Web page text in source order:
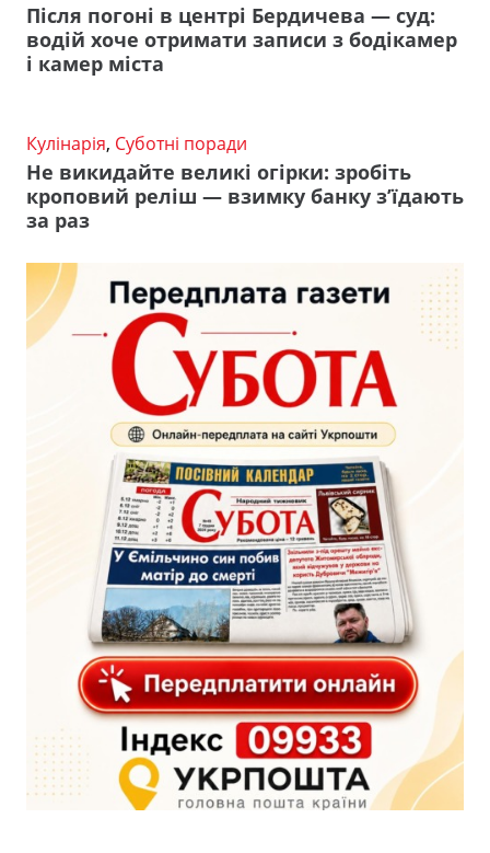
Після погоні в центрі Бердичева — суд:
водій хоче отримати записи з бодікамер
і камер міста
Кулінарія, Суботні поради
Не викидайте великі огірки: зробіть
кроповий реліш — взимку банку з’їдають
за раз